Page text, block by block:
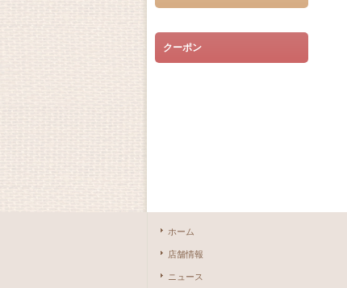
クーポン
ホーム
店舗情報
ニュース